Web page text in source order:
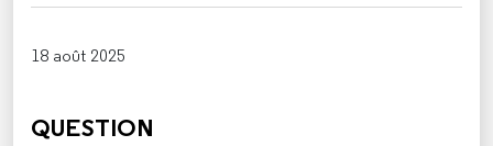
18 août 2025
QUESTION